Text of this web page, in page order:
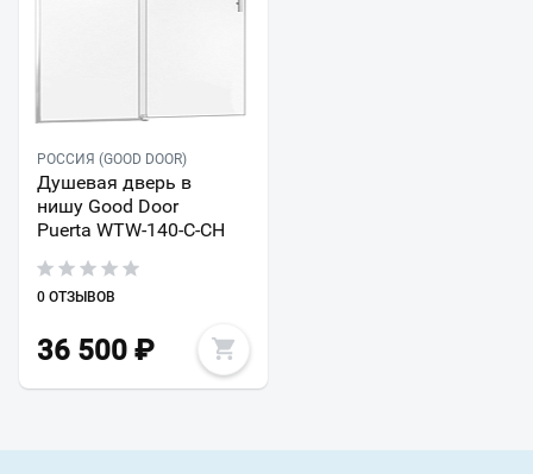
РОССИЯ (GOOD DOOR)
Душевая дверь в
нишу Good Door
Puerta WTW-140-C-CH
0 ОТЗЫВОВ
36 500 ₽